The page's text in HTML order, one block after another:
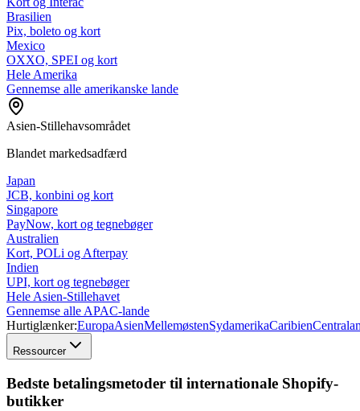
Brasilien
Pix, boleto og kort
Mexico
OXXO, SPEI og kort
Hele Amerika
Gennemse alle amerikanske lande
Asien-Stillehavsområdet
Blandet markedsadfærd
Japan
JCB, konbini og kort
Singapore
PayNow, kort og tegnebøger
Australien
Kort, POLi og Afterpay
Indien
UPI, kort og tegnebøger
Hele Asien-Stillehavet
Gennemse alle APAC-lande
Hurtiglænker:EuropaAsienMellemøstenSydamerikaCaribien
Ressourcer
Bedste betalingsmetoder til internationale Shopify-
butikker